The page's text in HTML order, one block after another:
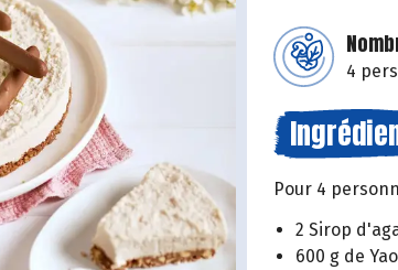
4
Pour 4
2 Sirop
600 g de